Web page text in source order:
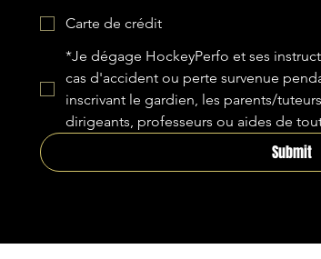
Carte de crédit
*Je dégage HockeyPerfo et ses
cas d'accident ou perte survenue
inscrivant le gardien, les parents/
dirigeants, professeurs ou aides de
Submit